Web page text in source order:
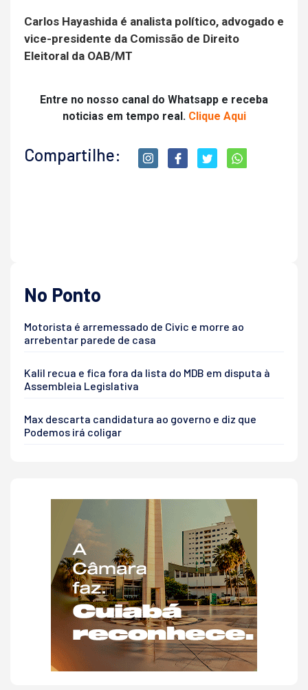
Carlos Hayashida é analista político, advogado e
vice-presidente da Comissão de Direito
Eleitoral da OAB/MT
Entre no nosso canal do Whatsapp e receba
noticias em tempo real. Clique Aqui
Compartilhe:
No Ponto
Motorista é arremessado de Civic e morre ao
arrebentar parede de casa
Kalil recua e fica fora da lista do MDB em disputa à
Assembleia Legislativa
Max descarta candidatura ao governo e diz que
Podemos irá coligar